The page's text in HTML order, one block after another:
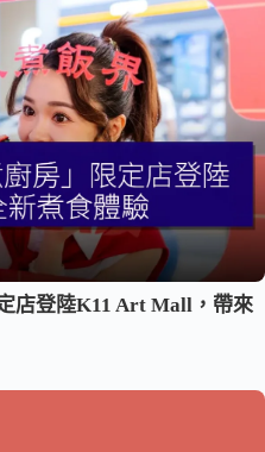
店登陸K11 Art Mall，帶來